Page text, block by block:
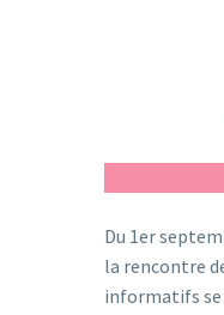
Du 1er
la rencontre
informatifs se